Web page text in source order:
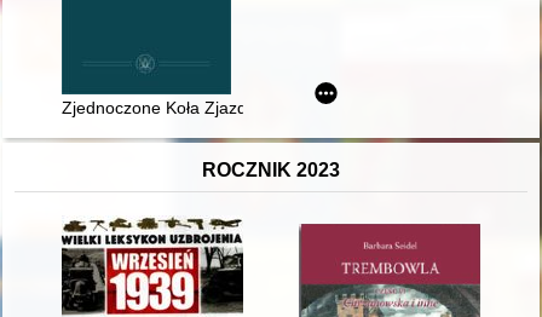
Zjednoczone Koła Zjazdów Rolniczych : organizacja ziemian
ROCZNIK 2023